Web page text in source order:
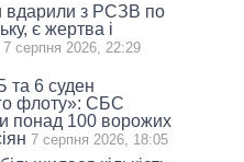
вдарили з РСЗВ по
є жертва і
7 серпня 2026, 22:29
та 6 суден
флоту»: СБС
понад 100 ворожих
7 серпня 2026, 18:05